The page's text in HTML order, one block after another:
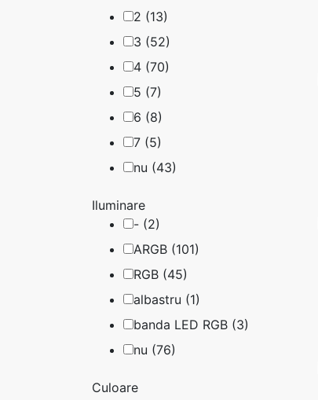
2 (13)
3 (52)
4 (70)
5 (7)
6 (8)
7 (5)
nu (43)
Iluminare
- (2)
ARGB (101)
RGB (45)
albastru (1)
banda LED RGB (3)
nu (76)
Culoare